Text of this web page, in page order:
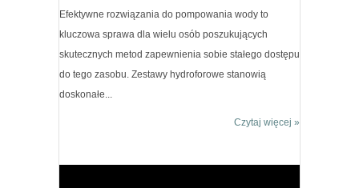
Efektywne rozwiązania do pompowania wody to
kluczowa sprawa dla wielu osób poszukujących
skutecznych metod zapewnienia sobie stałego dostępu
do tego zasobu. Zestawy hydroforowe stanowią
doskonałe...
Czytaj więcej »